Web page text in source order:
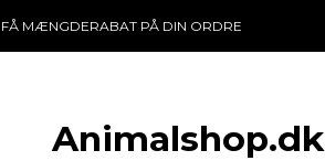
FÅ MÆNGDERABAT PÅ DIN ORDRE
Animalshop.dk